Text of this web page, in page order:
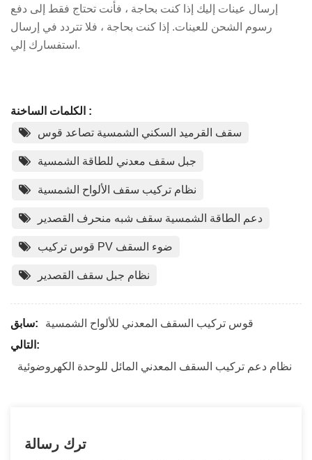
إرسال عينات إليك إذا كنت بحاجة ، فأنت تحتاج فقط إلى دفع
رسوم الشحن للعينات. إذا كنت بحاجة ، فلا تتردد في إرسال
استفسارك إلي.
الكلمات الساخنة :
سقف القرميد السكني الشمسية تصاعد قوس
جبل سقف معدني للطاقة الشمسية
نظام تركيب سقف الألواح الشمسية
دعم الطاقة الشمسية سقف شبه منحرف القصدير
قوس تركيب PV ضوء السقف
نظام جبل سقف القصدير
سابق:
قوس تركيب السقف المعدني للألواح الشمسية
التالي:
نظام دعم تركيب السقف المعدني المائل للوحدة الكهروضوئية
ترك رسالة